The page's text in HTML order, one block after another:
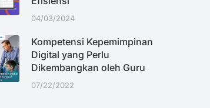
04/03/2024
Kompetensi Kepemimpinan
Digital yang Perlu
Dikembangkan oleh Guru
07/22/2022